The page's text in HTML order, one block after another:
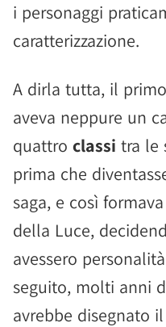
i personaggi
caratterizzazione.
A dirla tutta, il
aveva neppure un
quattro classi tra le
prima che
saga, e così
della Luce,
avessero
seguito, molti anni
avrebbe disegnato